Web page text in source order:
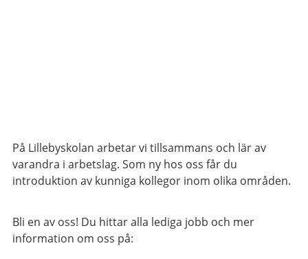
På Lillebyskolan arbetar vi tillsammans och lär av
varandra i arbetslag. Som ny hos oss får du
introduktion av kunniga kollegor inom olika områden.
Bli en av oss! Du hittar alla lediga jobb och mer
information om oss på: